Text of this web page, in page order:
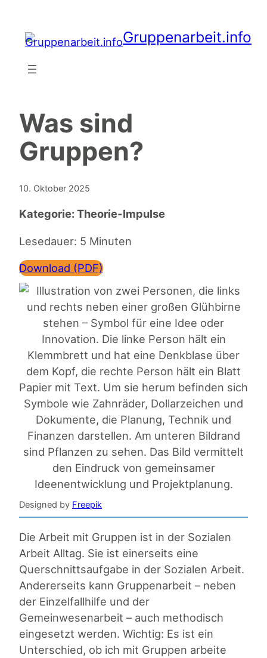
springen
Gruppenarbeit.info
Was sind
Gruppen?
10. Oktober 2025
Kategorie:Theorie-Impulse
Lesedauer: 5 Minuten
Download (PDF)
Designed by Freepik
Die Arbeit mit Gruppen ist in der Sozialen
Arbeit Alltag. Sie ist einerseits eine
Querschnittsaufgabe in der Sozialen Arbeit.
Andererseits kann Gruppenarbeit – neben
der Einzelfallhilfe und der
Gemeinwesenarbeit – auch methodisch
eingesetzt werden. Wichtig: Es ist ein
Unterschied, ob ich mit Gruppen arbeite